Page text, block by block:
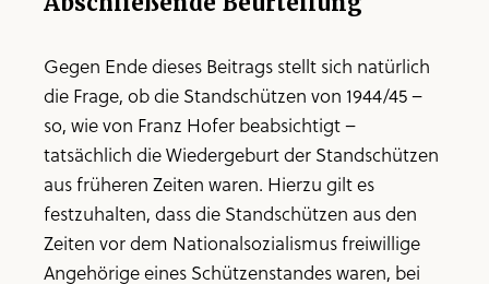
Gegen Ende dieses Beitrags stellt sich natürlich
die Frage, ob die Standschützen von 1944/45 –
so, wie von Franz Hofer beabsichtigt –
tatsächlich die Wiedergeburt der Standschützen
aus früheren Zeiten waren. Hierzu gilt es
festzuhalten, dass die Standschützen aus den
Zeiten vor dem Nationalsozialismus freiwillige
Angehörige eines Schützenstandes waren, bei